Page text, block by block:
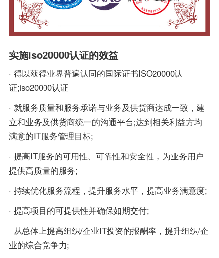
实施iso20000认证的效益
· 得以获得业界普遍认同的国际证书ISO20000认
证;iso20000认证
· 就服务质量和服务承诺与业务及供货商达成一致，建
立和业务及供货商统一的沟通平台;达到相关利益方均
满意的IT服务管理目标;
· 提高IT服务的可用性、可靠性和安全性，为业务用户
提供高质量的服务;
· 持续优化服务流程，提升服务水平，提高业务满意度;
· 提高项目的可提供性并确保如期交付;
· 从总体上提高组织/企业IT投资的报酬率，提升组织/企
业的综合竞争力;